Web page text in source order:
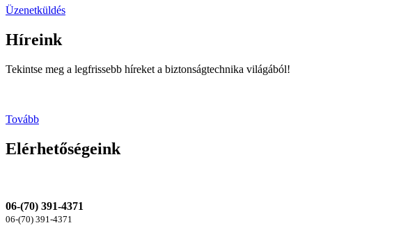
Üzenetküldés
Híreink
Tekintse meg a legfrissebb híreket a biztonságtechnika világából!
Tovább
Elérhetőségeink
06-(70) 391-4371
06-(70) 391-4371